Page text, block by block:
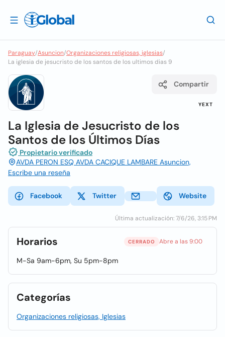
Paraguay/Asuncion/Organizaciones religiosas, iglesias/
La iglesia de jesucristo de los santos de los ultimos dias 9
YEXT
Compartir
La Iglesia de Jesucristo de los
Santos de los Últimos Días
Propietario verificado
AVDA PERON ESQ AVDA CACIQUE LAMBARE Asuncion,
Escribe una reseña
Facebook Twitter Website
Última actualización: 7/6/26, 3:15 PM
Horarios CERRADO Abre a las 9:00
M-Sa 9am-6pm, Su 5pm-8pm
Categorías
Organizaciones religiosas, Iglesias